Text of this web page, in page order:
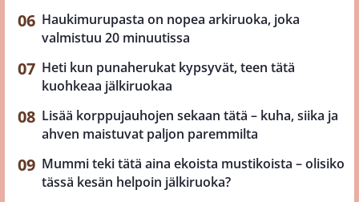
Haukimurupasta on nopea arkiruoka, joka
valmistuu 20 minuutissa
Heti kun punaherukat kypsyvät, teen tätä
kuohkeaa jälkiruokaa
Lisää korppujauhojen sekaan tätä – kuha, siika ja
ahven maistuvat paljon paremmilta
Mummi teki tätä aina ekoista mustikoista – olisiko
tässä kesän helpoin jälkiruoka?